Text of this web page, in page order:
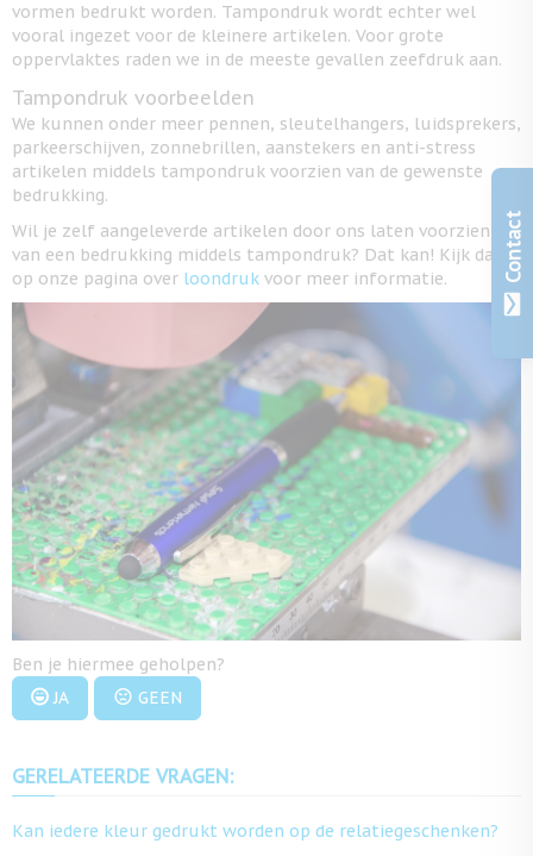
Contact
vormen bedrukt worden. Tampondruk wordt echter wel
vooral ingezet voor de kleinere artikelen. Voor grote
oppervlaktes raden we in de meeste gevallen zeefdruk aan.
Tampondruk voorbeelden
We kunnen onder meer pennen, sleutelhangers, luidsprekers,
parkeerschijven, zonnebrillen, aanstekers en anti-stress
artikelen middels tampondruk voorzien van de gewenste
bedrukking.
Wil je zelf aangeleverde artikelen door ons laten voorzien
van een bedrukking middels tampondruk? Dat kan! Kijk dan
op onze pagina over loondruk voor meer informatie.
Ben je hiermee geholpen?
JA
GEEN
GERELATEERDE VRAGEN:
Kan iedere kleur gedrukt worden op de relatiegeschenken?